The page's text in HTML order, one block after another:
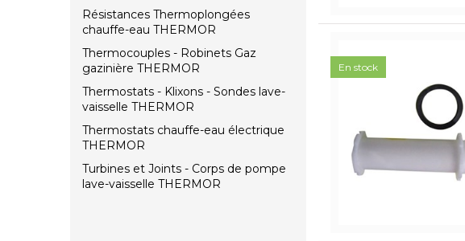
Résistances Thermoplongées
chauffe-eau THERMOR
Thermocouples - Robinets Gaz
gazinière THERMOR
Thermostats - Klixons - Sondes lave-
vaisselle THERMOR
Thermostats chauffe-eau électrique
THERMOR
Turbines et Joints - Corps de pompe
lave-vaisselle THERMOR
En stock